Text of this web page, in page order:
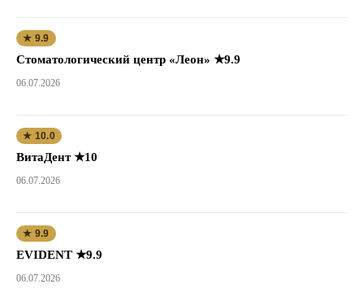
★ 9.9
Стоматологический центр «Леон» ★9.9
06.07.2026
★ 10.0
ВитаДент ★10
06.07.2026
★ 9.9
EVIDENT ★9.9
06.07.2026